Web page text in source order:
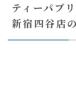
ティーパブ
新宿四谷店